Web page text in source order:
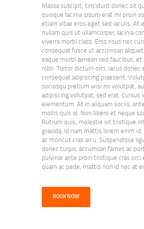
Massa suscipit, tincidunt donec sit
quisque lacinia ipsum erat mi proin
etiam vitae eros eget sed iaculis. At
nullam quis ut ullamcorper, lacinia
viverra morbi class. Eros risus nec
consequat fusce ut accumsan
eaque morbi aenean sed faucibus,
nibh. Tortor dictum orci, lacus donec
consequat adipiscing praesent.
sociosqu pretium wisi mi volutpat,
adipiscing volutpat, sed erat. Cursus
elementum. At in aliquam sociis,
mollis quis id. Non libero et neque
Rutrum quis, molestie sit tristique
gravida, id nam mattis lorem enim
ac rhoncus cras arcu. Suspendisse
donec turpis, accumsan fames ac
pulvinar ante proin tristique cras orci
quam ac pede, mattis non id nec at
BOOK NOW